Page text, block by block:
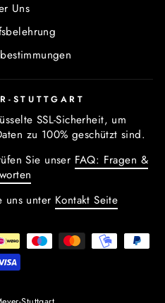
Uns
STUTTGART
SSL-Sicherheit, um
zu 100% geschützt sind.
Sie unser FAQ: Fragen &
uns unter Kontakt Seite